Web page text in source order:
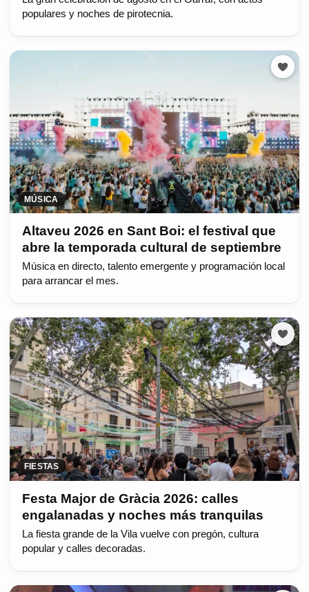
populares y noches de pirotecnia.
MÚSICA
Altaveu 2026 en Sant Boi: el festival que
abre la temporada cultural de septiembre
Música en directo, talento emergente y programación local
para arrancar el mes.
FIESTAS
Festa Major de Gràcia 2026: calles
engalanadas y noches más tranquilas
La fiesta grande de la Vila vuelve con pregón, cultura
popular y calles decoradas.